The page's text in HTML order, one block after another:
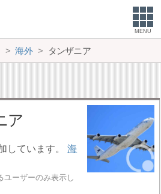
MENU
海外 タンザニア
ア
しています。海
ーザーのみ表示し